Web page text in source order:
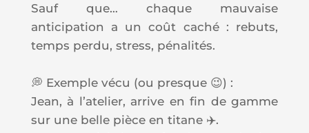
Sauf que… chaque mauvaise
anticipation a un coût caché : rebuts,
temps perdu, stress, pénalités.
💭 Exemple vécu (ou presque 😉) :
Jean, à l’atelier, arrive en fin de gamme
sur une belle pièce en titane ✈️.